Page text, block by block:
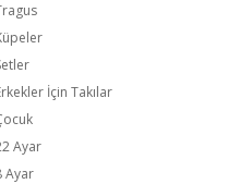
İçin Takılar
Ayar
Ayar